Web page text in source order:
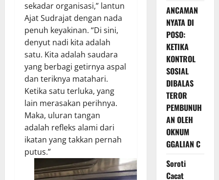
sekadar organisasi,” lantun
Ajat Sudrajat dengan nada
penuh keyakinan. “Di sini,
denyut nadi kita adalah
satu. Kita adalah saudara
yang berbagi getirnya aspal
dan teriknya matahari.
Ketika satu terluka, yang
lain merasakan perihnya.
Maka, uluran tangan
adalah refleks alami dari
ikatan yang takkan pernah
putus.”
ANCAMAN
NYATA DI
POSO:
KETIKA
KONTROL
SOSIAL
DIBALAS
TEROR
PEMBUNUH
AN OLEH
OKNUM
GGALIAN C
Soroti
Cacat